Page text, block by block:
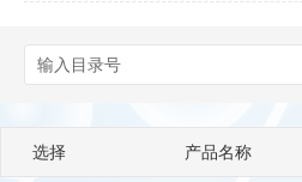
Biotez Berlin
选择 产品名称